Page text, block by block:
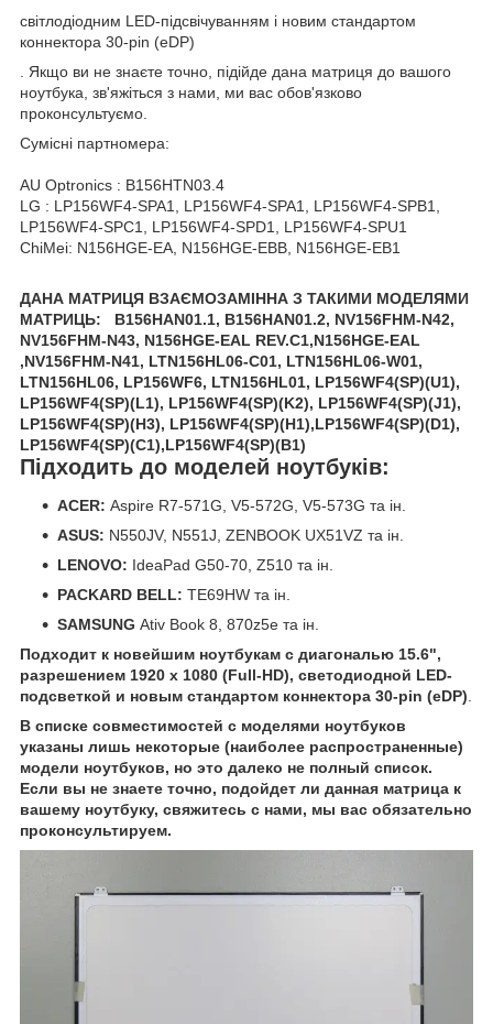
світлодіодним LED-підсвічуванням і новим стандартом
коннектора 30-pin (eDP)
. Якщо ви не знаєте точно, підійде дана матриця до вашого
ноутбука, зв'яжіться з нами, ми вас обов'язково
проконсультуємо.
Сумісні партномера:
AU Optronics : B156HTN03.4
LG : LP156WF4-SPA1, LP156WF4-SPA1, LP156WF4-SPB1,
LP156WF4-SPC1, LP156WF4-SPD1, LP156WF4-SPU1
ChiMei: N156HGE-EA, N156HGE-EBB, N156HGE-EB1
ДАНА МАТРИЦЯ ВЗАЄМОЗАМІННА З ТАКИМИ МОДЕЛЯМИ
МАТРИЦЬ:
B156HAN01.1, B156HAN01.2, NV156FHM-N42,
NV156FHM-N43, N156HGE-EAL REV.C1,N156HGE-EAL
,NV156FHM-N41, LTN156HL06-C01, LTN156HL06-W01,
LTN156HL06, LP156WF6, LTN156HL01, LP156WF4(SP)(U1),
LP156WF4(SP)(L1), LP156WF4(SP)(K2), LP156WF4(SP)(J1),
LP156WF4(SP)(H3), LP156WF4(SP)(H1),LP156WF4(SP)(D1),
LP156WF4(SP)(C1),LP156WF4(SP)(B1)
Підходить до моделей ноутбуків:
ACER: Aspire R7-571G, V5-572G, V5-573G та ін.
ASUS: N550JV, N551J, ZENBOOK UX51VZ та ін.
LENOVO: IdeaPad G50-70, Z510 та ін.
PACKARD BELL: TE69HW та ін.
SAMSUNG Ativ Book 8, 870z5e та ін.
Подходит к новейшим ноутбукам с диагональю 15.6",
разрешением 1920 x 1080 (Full-HD), светодиодной LED-
подсветкой и новым стандартом коннектора 30-pin (eDP).
В списке совместимостей с моделями ноутбуков
указаны лишь некоторые (наиболее распространенные)
модели ноутбуков, но это далеко не полный список.
Если вы не знаете точно, подойдет ли данная матрица к
вашему ноутбуку, свяжитесь с нами, мы вас обязательно
проконсультируем.